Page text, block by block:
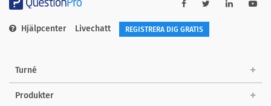
Hjälpcenter Livechatt REGISTRERA DIG GRATIS
Turné
Produkter